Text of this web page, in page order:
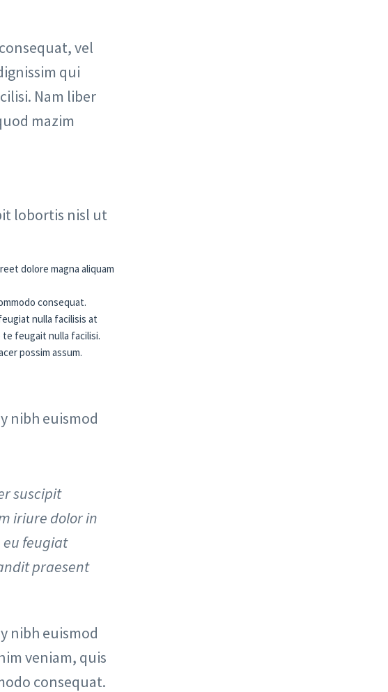
vel
qui
Nam liber
mazim
lobortis nisl ut
dolore magna aliquam
consequat.
nulla facilisis at
feugait nulla facilisi.
possim assum.
nibh euismod
suscipit
iriure dolor in
eu feugiat
praesent
nibh euismod
veniam, quis
consequat.